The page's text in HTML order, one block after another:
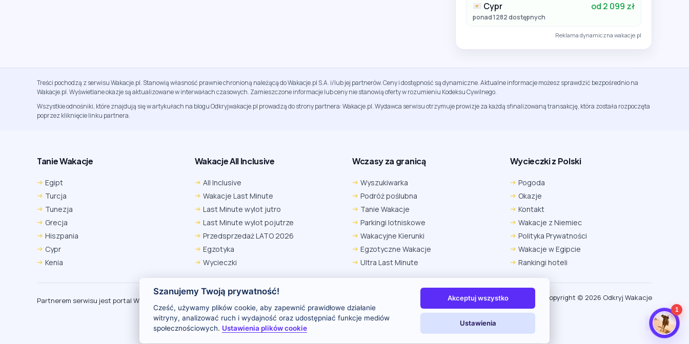
Cypr od 2 099 zł
ponad 1282 dostępnych
Reklama dynamiczna wakacje.pl
Treści pochodzą z serwisu Wakacje.pl. Stanowią własność prawnie chronioną należącą do Wakacje.pl S.A. i/lub jej partnerów. Ceny i dostępność są dynamiczne. Aktualne informacje możesz sprawdzić bezpośrednio na
Wakacje.pl. Wyświetlane okazje są aktualizowane w interwałach czasowych. Zamieszczone informacje lub ceny nie stanowią oferty w rozumieniu Kodeksu Cywilnego.
Wszystkie odnośniki, które znajdują się w artykułach na blogu Odkryjwakacje.pl prowadzą do strony partnera: Wakacje.pl. Wydawca serwisu otrzymuje prowizje za każdą sfinalizowaną transakcję, która została rozpoczęta
poprzez kliknięcie linku partnera.
Tanie Wakacje
Egipt
Turcja
Tunezja
Grecja
Hiszpania
Cypr
Kenia
Wakacje All Inclusive
All Inclusive
Wakacje Last Minute
Last Minute wylot jutro
Last Minute wylot pojutrze
Przedsprzedaż LATO 2026
Egzotyka
Wycieczki
Wczasy za granicą
Wyszukiwarka
Podróż poślubna
Tanie Wakacje
Parkingi lotniskowe
Wakacyjne Kierunki
Egzotyczne Wakacje
Ultra Last Minute
Wycieczki z Polski
Pogoda
Okazje
Kontakt
Wakacje z Niemiec
Polityka Prywatności
Wakacje w Egipcie
Rankingi hoteli
Partnerem serwisu jest portal Wakacje.pl Copyright (c) 2026 Odkryj Wakacje
1
Edge
Ustawienia → Prywatność i bezpieczeństwo → Pliki
cookie innych firm → ustaw „Zezwalaj”.
Na czas rezerwacji nie blokuj cookies i śledzenia dla tej
Na czas rezerwacji nie korzystaj z trybu incognito.
Szanujemy Twoją prywatność!
Cześć, używamy plików cookie, aby zapewnić prawidłowe działanie
witryny, analizować ruch i wydajność oraz udostępniać funkcje mediów
społecznościowych. Ustawienia plików cookie
Akceptuj wszystko
Ustawienia